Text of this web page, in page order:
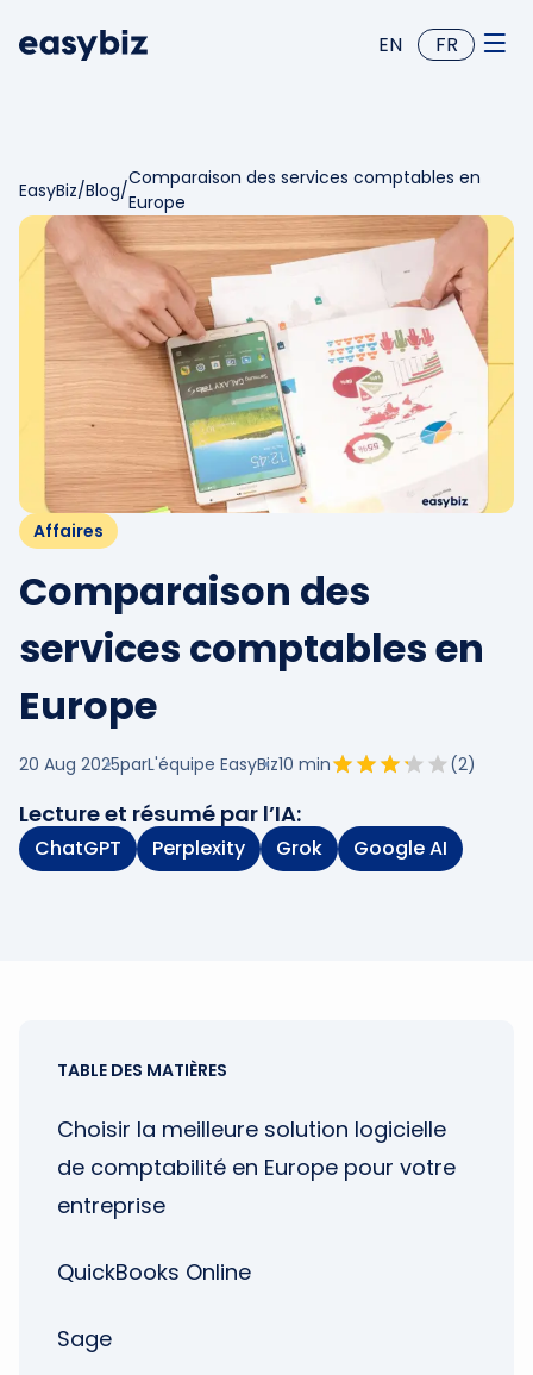
EN FR
EasyBiz/Blog/
Comparaison des services comptables en
Europe
Affaires
Comparaison des
services comptables en
Europe
20 Aug 2025parL'équipe EasyBiz10 min (2)
Lecture et résumé par l’IA:
ChatGPT Perplexity Grok Google AI
TABLE DES MATIÈRES
Choisir la meilleure solution logicielle
de comptabilité en Europe pour votre
entreprise
QuickBooks Online
Sage